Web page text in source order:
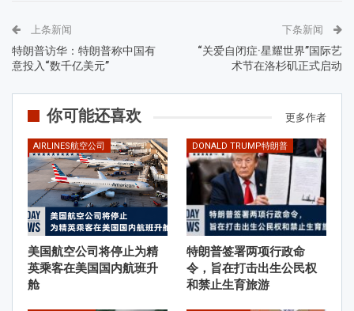
上条新闻
特朗普访华：特朗普称中国有
意投入“数千亿美元”
下条新闻
“关爱自闭症·星耀世界”国际艺
术节在洛杉矶正式启动
你可能还喜欢 更多作者
AIRLINES航空公司
美国航空公司将停止为精
英乘客在美国国内航班升
舱
DONALD TRUMP特朗普
特朗普签署两项行政命
令，旨在打击出生公民权
和禁止生育旅游